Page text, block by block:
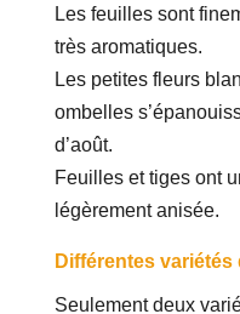
Les feuilles sont
très aromatiques.
Les petites fleurs
ombelles
d’août.
Feuilles et tiges ont
légèrement anisée.
Différentes variétés
Seulement deux